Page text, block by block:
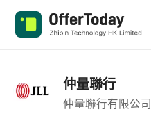
仲量聯行
仲量聯行有限公司